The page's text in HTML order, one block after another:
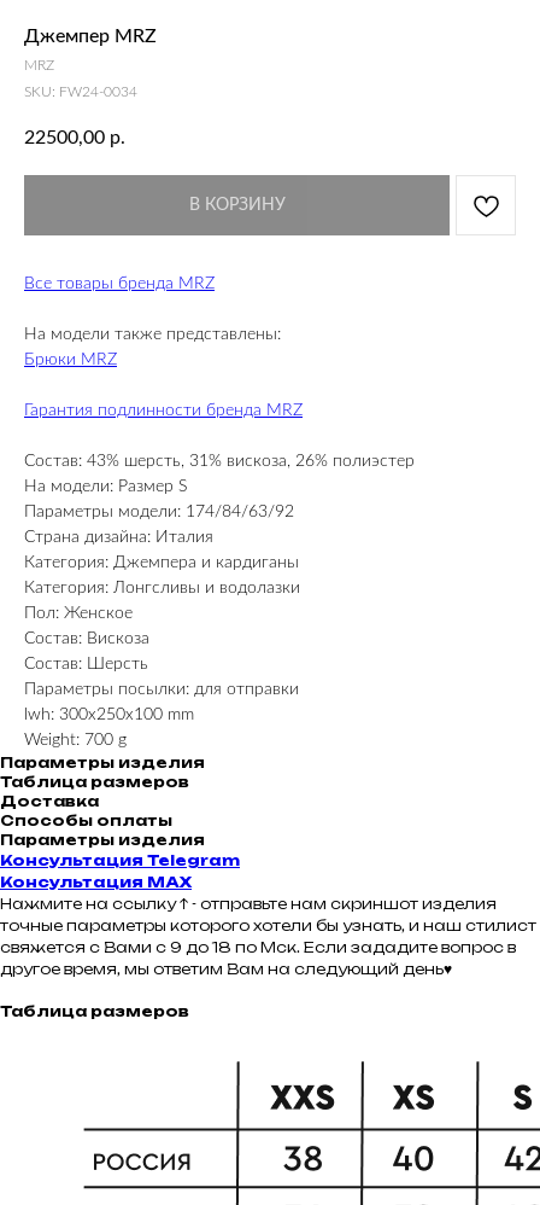
Джемпер MRZ
MRZ
SKU: FW24-0034
22500,00 р.
В КОРЗИНУ
Все товары бренда MRZ
На модели также представлены:
Брюки MRZ
Гарантия подлинности бренда MRZ
Состав: 43% шерсть, 31% вискоза, 26% полиэстер
На модели: Размер S
Параметры модели: 174/84/63/92
Страна дизайна: Италия
Категория: Джемпера и кардиганы
Категория: Лонгсливы и водолазки
Пол: Женское
Состав: Вискоза
Состав: Шерсть
Параметры посылки: для отправки
lwh: 300x250x100 mm
Weight: 700 g
Параметры изделия
Таблица размеров
Доставка
Способы оплаты
Параметры изделия
Консультация Telegram
Консультация MAX
Нажмите на ссылку ↑ - отправьте нам скриншот изделия
точные параметры которого хотели бы узнать, и наш стилист
свяжется с Вами с 9 до 18 по Мск. Если зададите вопрос в
другое время, мы ответим Вам на следующий день♥
Таблица размеров